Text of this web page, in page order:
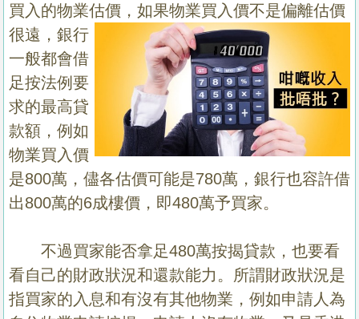
買入的物業估價，如果物業買入價不是偏離估價
很遠， 銀行
一般都會借
足按法例要
求的最高貸
款額，例如
物業買入價
是800萬，儘各估價可能是780萬，銀行也容許借
出800萬的6成樓價，即480萬予買家。
不過買家能否拿足480萬按揭貸款，也要看
看自己的財政狀況和還款能力。所謂財政狀況是
指買家的入息和有沒有其他物業，例如申請人為